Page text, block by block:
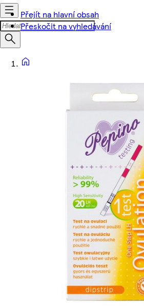
Přejít na hlavní obsah
Přeskočit na vyhledávání